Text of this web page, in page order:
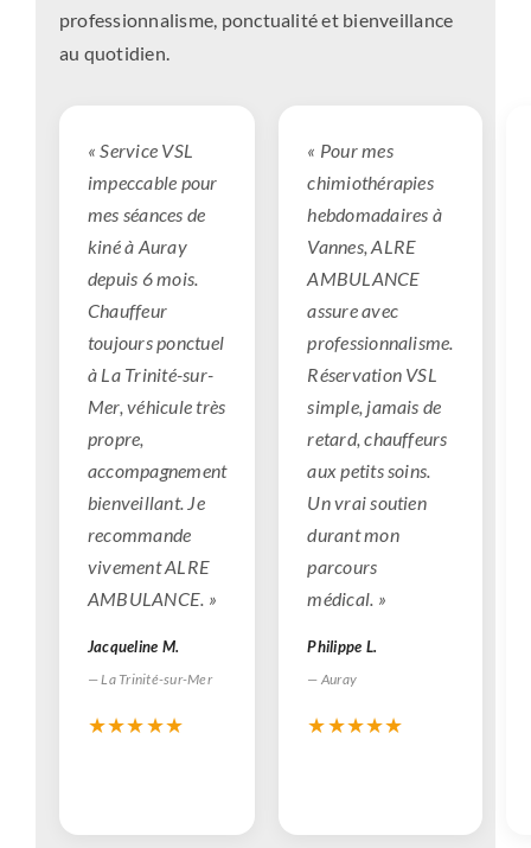
professionnalisme, ponctualité et bienveillance
au quotidien.
« Service VSL
impeccable pour
mes séances de
kiné à Auray
depuis 6 mois.
Chauffeur
toujours ponctuel
à La Trinité-sur-
Mer, véhicule très
propre,
accompagnement
bienveillant. Je
recommande
vivement ALRE
AMBULANCE. »
Jacqueline M.
— La Trinité-sur-Mer
★★★★★
« Pour mes
chimiothérapies
hebdomadaires à
Vannes, ALRE
AMBULANCE
assure avec
professionnalisme.
Réservation VSL
simple, jamais de
retard, chauffeurs
aux petits soins.
Un vrai soutien
durant mon
parcours
médical. »
Philippe L.
— Auray
★★★★★